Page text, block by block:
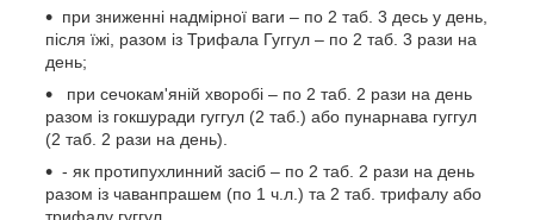
при зниженні надмірної ваги – по 2 таб. 3 десь у день,
після їжі, разом із Трифала Гуггул – по 2 таб. 3 рази на
день;
при сечокам'яній хворобі – по 2 таб. 2 рази на день
разом із гокшуради гуггул (2 таб.) або пунарнава гуггул
(2 таб. 2 рази на день).
- як протипухлинний засіб – по 2 таб. 2 рази на день
разом із чаванпрашем (по 1 ч.л.) та 2 таб. трифалу або